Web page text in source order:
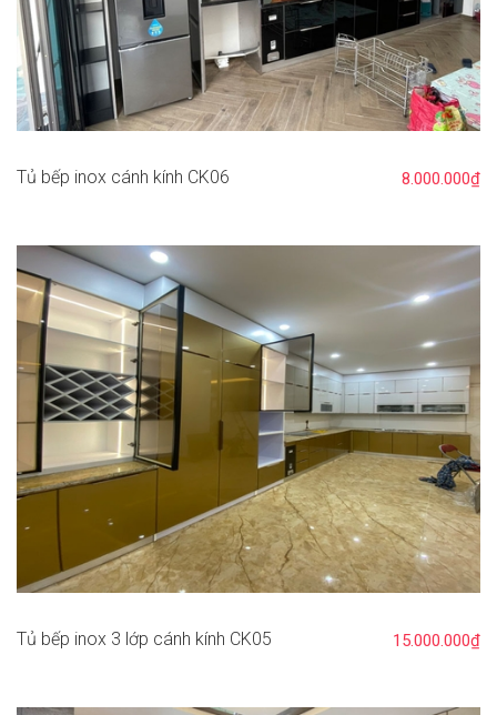
Tủ bếp inox cánh kính CK06 8.000.000₫
Tủ bếp inox 3 lớp cánh kính CK05 15.000.000₫